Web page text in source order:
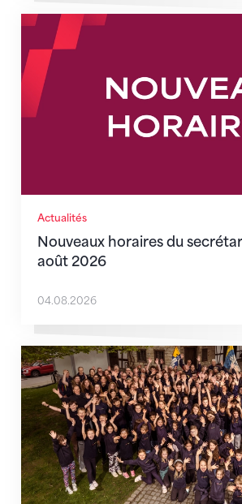
Actualités
Nouveaux horaires du
août 2026
Nouveaux horaires du secrétariat
04.08.2026
Quand l’inclusion devient une